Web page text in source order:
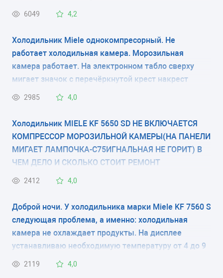
1
РАЗМЕРЫ (ШXГXВ)
59.8x54.8x82 см
КОЛИЧЕСТВО КОМПРЕССОРОВ
1
РАЗМОРАЖИВАНИЕ МОРОЗИЛЬНОЙ КАМЕРЫ
ручное
РАЗМОРАЖИВАНИЕ ХОЛОДИЛЬНОЙ КАМЕРЫ
ЭНЕРГОПОТРЕБЛЕНИЕ
6049 4,2
Холодильник Miele однокомпресорный. Не
работает холодильная камера. Морозильная
камера работает. На электронном табло сверху
мигает значок с перечёркнутой крест накрест
камерой.
2985 4,0
Холодильник MIELE KF 5650 SD НЕ ВКЛЮЧАЕТСЯ
КОМПРЕССОР МОРОЗИЛЬНОЙ КАМЕРЫ(НА ПАНЕЛИ
МИГАЕТ ЛАМПОЧКА-С75ИГНАЛЬНАЯ НЕ ГОРИТ) В
ЧЕМ ДЕЛО И СКОЛЬКО СТОИТ РЕМОНТ
ПРИБЛИЗИТЕЛЬНО
2412 4,0
Доброй ночи. У холодильника марки Miele KF 7560 S
следующая проблема, а именно: холодильная
камера не охлаждает продукты. На дисплее
устанавливаю необходимую температуру от 4 до 9
град., любые из этого диапазона значения, но
2119 4,0